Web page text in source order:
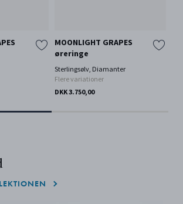
MOONLIGHT GRAPES
øreringe
Sterlingsølv, Diamanter
Flere variationer
DKK 3.750,00